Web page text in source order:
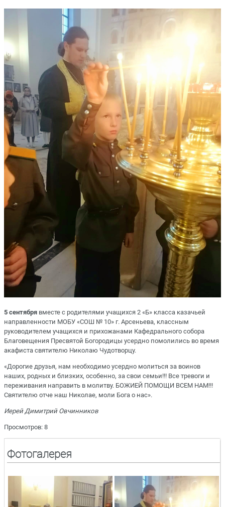
5 сентября вместе с родителями учащихся 2 «Б» класса казачьей
направленности МОБУ «СОШ № 10» г. Арсеньева, классным
руководителем учащихся и прихожанами Кафедрального собора
Благовещения Пресвятой Богородицы усердно помолились во время
акафиста святителю Николаю Чудотворцу.
«Дорогие друзья, нам необходимо усердно молиться за воинов
наших, родных и близких, особенно, за свои семьи!!! Все тревоги и
переживания направить в молитву. БОЖИЕЙ ПОМОЩИ ВСЕМ НАМ!!!
Святителю отче наш Николае, моли Бога о нас».
Иерей Димитрий Овчинников
Просмотров: 8
Фотогалерея